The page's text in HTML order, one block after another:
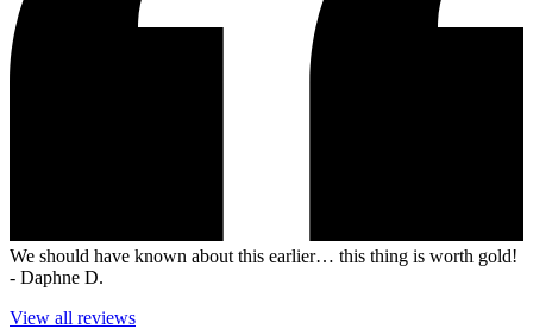
We should have known about this earlier… this thing is worth gold!
- Daphne D.
View all reviews